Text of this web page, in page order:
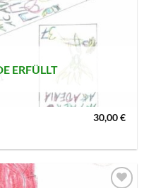
MERKLISTE
ERFÜLLT
30,00€